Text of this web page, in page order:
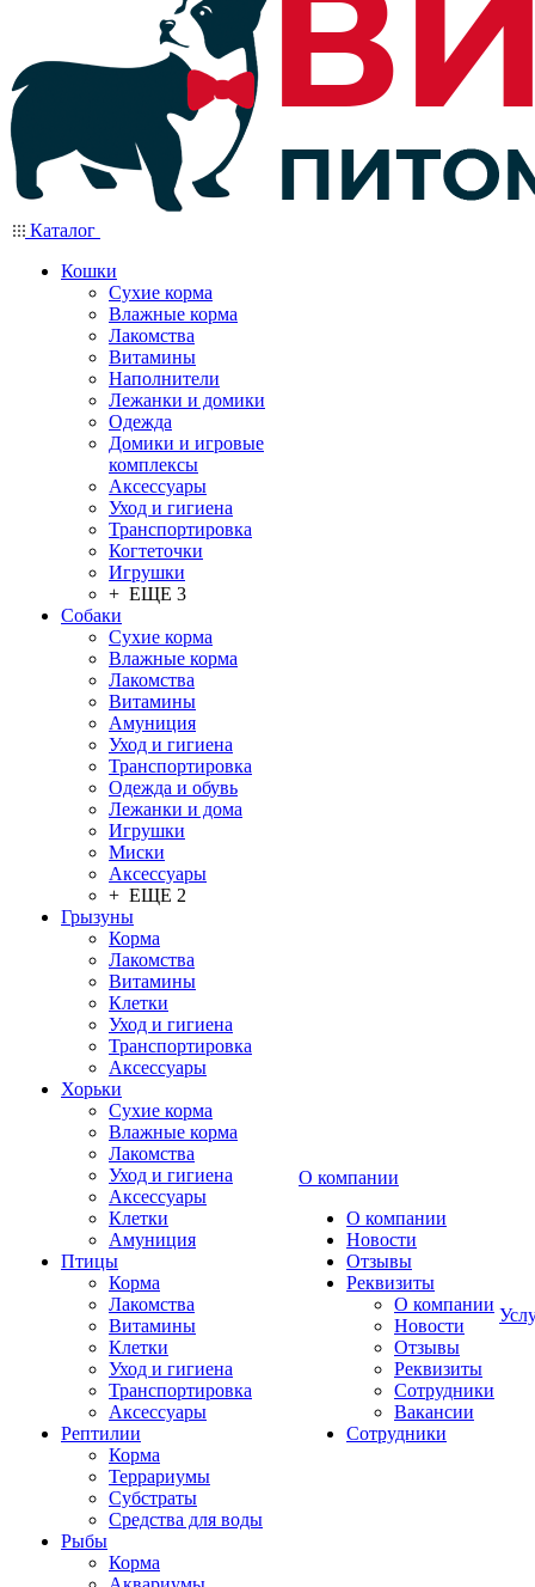
Каталог
Кошки
Сухие корма
Влажные корма
Лакомства
Витамины
Наполнители
Лежанки и домики
Одежда
Домики и игровые
комплексы
Аксессуары
Уход и гигиена
Транспортировка
Когтеточки
Игрушки
+ ЕЩЕ 3
Собаки
Сухие корма
Влажные корма
Лакомства
Витамины
Амуниция
Уход и гигиена
Транспортировка
Одежда и обувь
Лежанки и дома
Игрушки
Миски
Аксессуары
+ ЕЩЕ 2
Грызуны
Корма
Лакомства
Витамины
Клетки
Уход и гигиена
Транспортировка
Аксессуары
Хорьки
Сухие корма
Влажные корма
Лакомства
Уход и гигиена
Аксессуары
Клетки
Амуниция
Птицы
Корма
Лакомства
Витамины
Клетки
Уход и гигиена
Транспортировка
Аксессуары
Рептилии
Корма
Террариумы
Субстраты
Средства для воды
Рыбы
Корма
О компании
О компании
Новости
Отзывы
Реквизиты
О компании
Новости
Отзывы
Реквизиты
Сотрудники
Вакансии
Сотрудники